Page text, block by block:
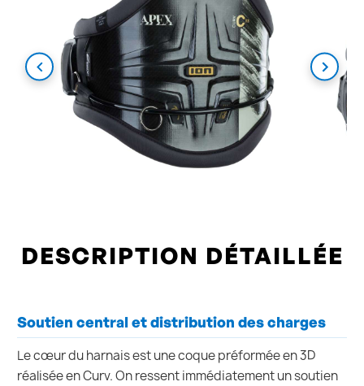
DESCRIPTION DÉTAILLÉE
Soutien central et distribution des charges
Le cœur du harnais est une coque préformée en 3D
réalisée en Curv. On ressent immédiatement un soutien